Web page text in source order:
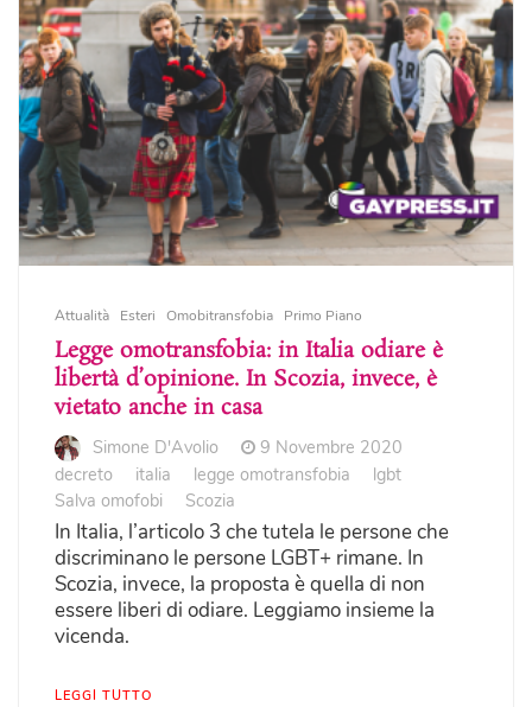
Attualità Esteri Omobitransfobia Primo Piano
Legge omotransfobia: in Italia odiare è
libertà d’opinione. In Scozia, invece, è
vietato anche in casa
Simone D'Avolio
9 Novembre 2020
decreto
italia legge omotransfobia
lgbt
Salva omofobi
Scozia
In Italia, l’articolo 3 che tutela le persone che
discriminano le persone LGBT+ rimane. In
Scozia, invece, la proposta è quella di non
essere liberi di odiare. Leggiamo insieme la
vicenda.
LEGGI TUTTO